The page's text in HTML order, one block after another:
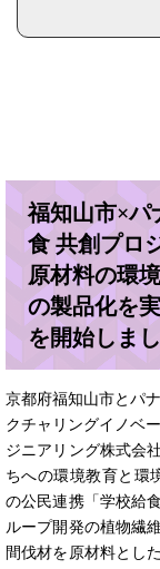
福知山市×パ
食 共創プロ
原材料の環
の製品化を
を開始しま
京都府福知山市とパ
クチャリングイノベ
ジニアリング株式会
ちへの環境教育と環
の公民連携「学校給
ループ開発の植物繊
間伐材を原材料とし